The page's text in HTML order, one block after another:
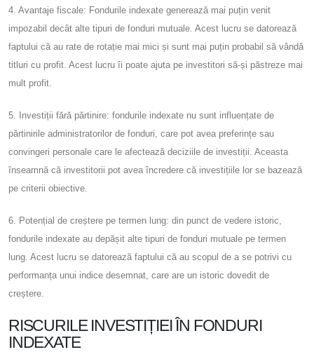
4. Avantaje fiscale: Fondurile indexate generează mai puțin venit
impozabil decât alte tipuri de fonduri mutuale. Acest lucru se datorează
faptului că au rate de rotație mai mici și sunt mai puțin probabil să vândă
titluri cu profit. Acest lucru îi poate ajuta pe investitori să-și păstreze mai
mult profit.
5. Investiții fără părtinire: fondurile indexate nu sunt influențate de
părtinirile administratorilor de fonduri, care pot avea preferințe sau
convingeri personale care le afectează deciziile de investiții. Aceasta
înseamnă că investitorii pot avea încredere că investițiile lor se bazează
pe criterii obiective.
6. Potențial de creștere pe termen lung: din punct de vedere istoric,
fondurile indexate au depășit alte tipuri de fonduri mutuale pe termen
lung. Acest lucru se datorează faptului că au scopul de a se potrivi cu
performanța unui indice desemnat, care are un istoric dovedit de
creștere.
RISCURILE INVESTIȚIEI ÎN FONDURI
INDEXATE